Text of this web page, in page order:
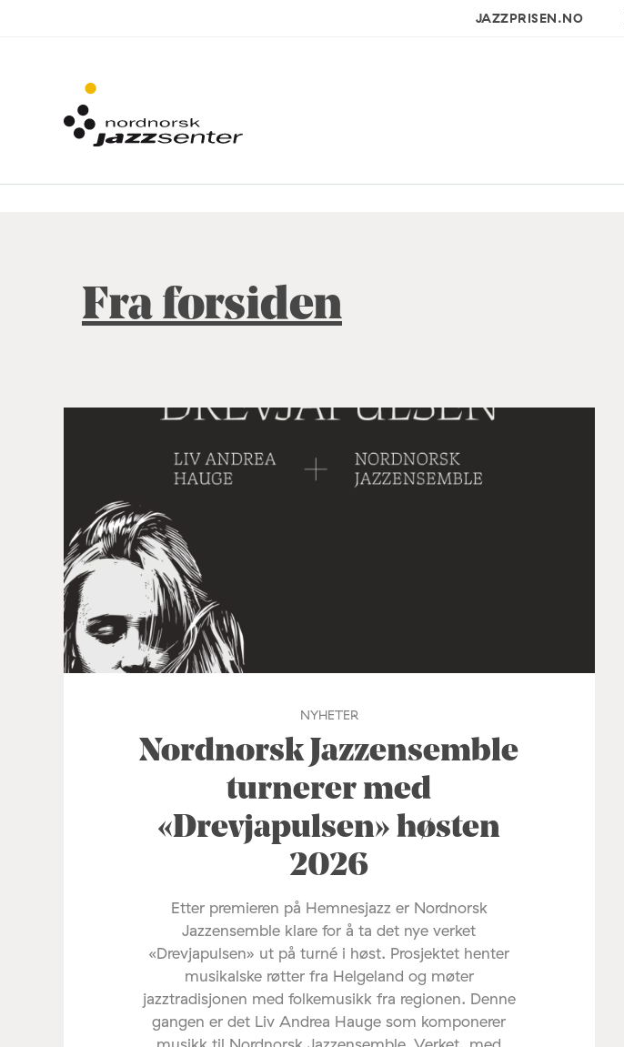
JAZZPRISEN.NO
Fra forsiden
NYHETER
Nordnorsk Jazzensemble
turnerer med
«Drevjapulsen» høsten
2026
Etter premieren på Hemnesjazz er Nordnorsk
Jazzensemble klare for å ta det nye verket
«Drevjapulsen» ut på turné i høst. Prosjektet henter
musikalske røtter fra Helgeland og møter
jazztradisjonen med folkemusikk fra regionen. Denne
gangen er det Liv Andrea Hauge som komponerer